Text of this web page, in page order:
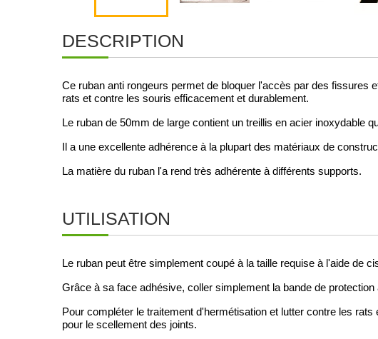
DESCRIPTION
Ce ruban anti rongeurs permet de bloquer l'accès par des fissures
rats et contre les souris efficacement et durablement.
Le ruban de 50mm de large contient un treillis en acier inoxydable
Il a une excellente adhérence à la plupart des matériaux de
La matière du ruban l'a rend très adhérente à différents supports.
UTILISATION
Le ruban peut être simplement coupé à la taille requise à l'aide de
Grâce à sa face adhésive, coller simplement la bande de
Pour compléter le traitement d'hermétisation et lutter contre les
pour le scellement des joints.